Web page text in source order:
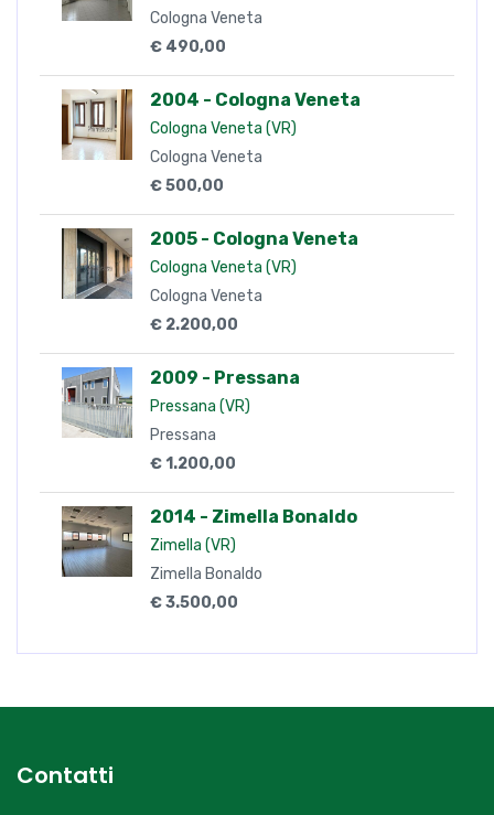
Cologna Veneta
€ 490,00
2004 - Cologna Veneta
Cologna Veneta (VR)
Cologna Veneta
€ 500,00
2005 - Cologna Veneta
Cologna Veneta (VR)
Cologna Veneta
€ 2.200,00
2009 - Pressana
Pressana (VR)
Pressana
€ 1.200,00
2014 - Zimella Bonaldo
Zimella (VR)
Zimella Bonaldo
€ 3.500,00
Contatti